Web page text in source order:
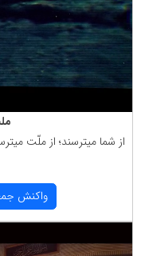
از شما میترسند؛ از ملّت
واكنش